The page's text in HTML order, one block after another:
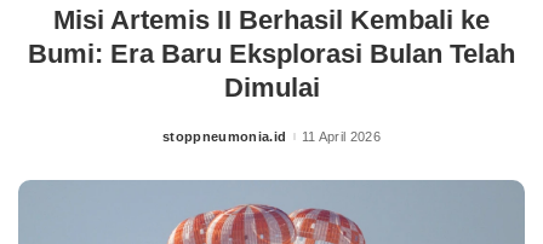
Misi Artemis II Berhasil Kembali ke
Bumi: Era Baru Eksplorasi Bulan Telah
Dimulai
Posted
stoppneumonia.id 11 April 2026